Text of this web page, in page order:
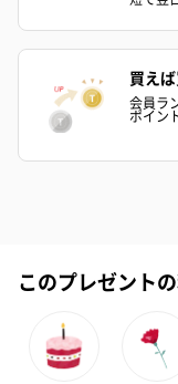
ハンドクリーム3本セ
ト【ありがとう】
（1,100円）
買え
会員ラ
ポイン
このプレゼント